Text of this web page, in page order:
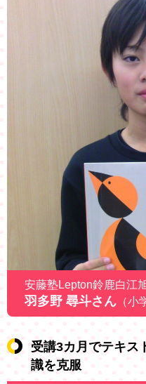
安藤塾Lepton鈴鹿白江
羽多野 尋斗さん （小
受講3カ月でテキス
識を克服